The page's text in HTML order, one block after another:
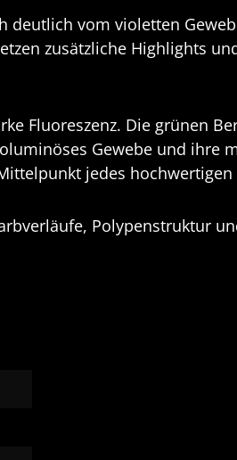
vom violetten
zusätzliche Highlights
Fluoreszenz. Die grünen
Gewebe und ihre
jedes
Polypenstruktur